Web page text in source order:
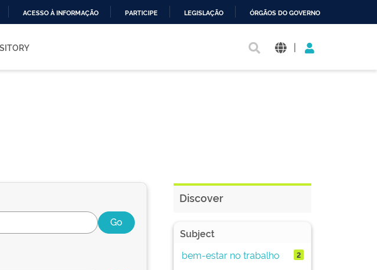
ACESSO À INFORMAÇÃO PARTICIPE LEGISLAÇÃO ÓRGÃOS DO GOVERNO
|
Discover
Subject
bem-estar no trabalho
2